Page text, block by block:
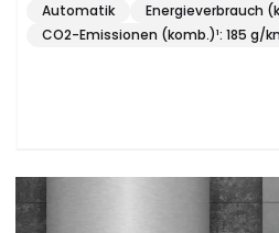
Automatik
Energieverbrauch
CO2-Emissionen (komb.)¹: 185 g/